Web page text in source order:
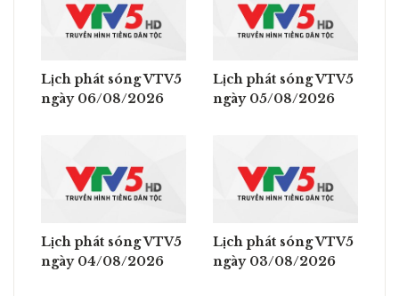
Lịch phát sóng VTV5
ngày 06/08/2026
Lịch phát sóng VTV5
ngày 05/08/2026
Lịch phát sóng VTV5
ngày 04/08/2026
Lịch phát sóng VTV5
ngày 03/08/2026